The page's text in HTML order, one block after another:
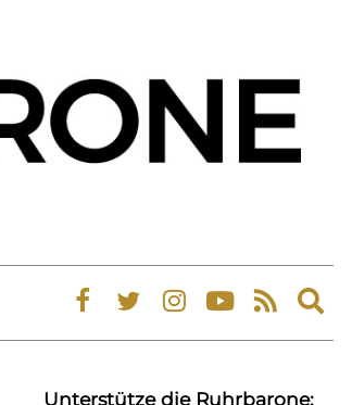
Unterstütze die Ruhrbarone: